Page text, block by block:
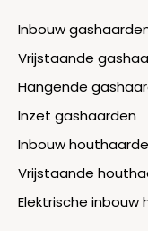
Inbouw
Vrijstaande
Hangende
Inzet gashaarden
Inbouw
Vrijstaande
Elektrische inbouw